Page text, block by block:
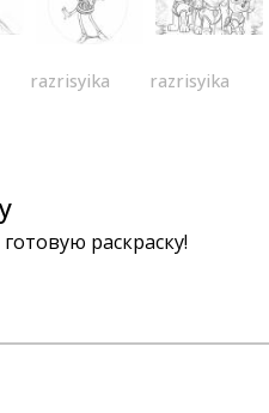
razrisyika razrisyika
раскраску!